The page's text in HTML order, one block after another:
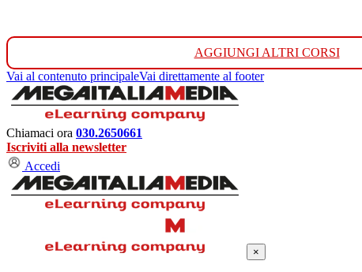
AGGIUNGI ALTRI CORSI
Vai al contenuto principaleVai direttamente al footer
Chiamaci ora 030.2650661
Iscriviti alla newsletter
Accedi
×